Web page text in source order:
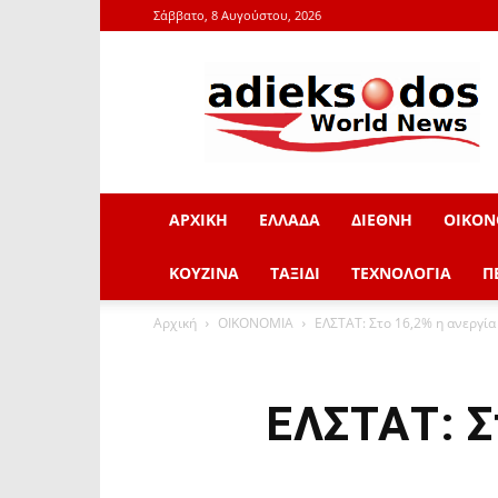
Σάββατο, 8 Αυγούστου, 2026
adieksodos.gr
ΑΡΧΙΚΗ ΕΛΛΑΔΑ ΔΙΕΘΝΗ
ΚΟΥΖΙΝΑ ΤΑΞΙΔΙ ΤΕΧΝΟΛΟΓΙΑ
Αρχική ΟΙΚΟΝΟΜΙΑ ΕΛΣΤΑΤ: Στο 16,2% η
ΕΛΣΤΑΤ: